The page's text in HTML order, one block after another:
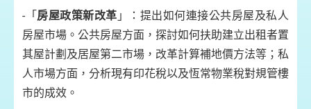
-「 房屋政策新改革 」：提出如何連接公共房屋及私人
房屋市場。公共房屋方面，探討如何扶助建立出租者置
其屋計劃及居屋第二市場，改革計算補地價方法等；私
人市場方面，分析現有印花稅以及恆常物業稅對規管樓
市的成效。